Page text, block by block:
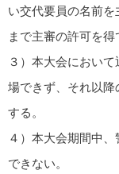
い交代要員の名前
まで主審の許可を得
３）本大会におい
場できず、それ以
する。
４）本大会期間中
できない。